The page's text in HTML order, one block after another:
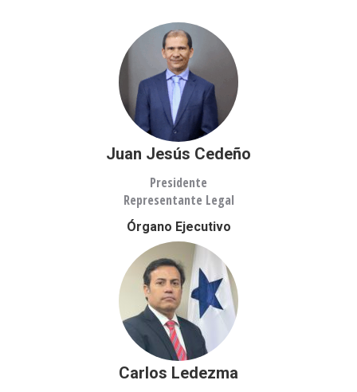
Juan Jesús Cedeño
Presidente
Representante Legal
Órgano Ejecutivo
Carlos Ledezma